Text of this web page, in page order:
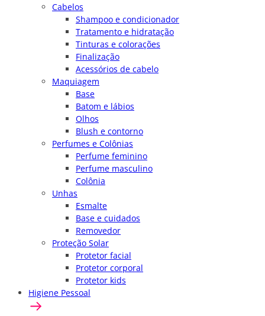
Cabelos
Shampoo e condicionador
Tratamento e hidratação
Tinturas e colorações
Finalização
Acessórios de cabelo
Maquiagem
Base
Batom e lábios
Olhos
Blush e contorno
Perfumes e Colônias
Perfume feminino
Perfume masculino
Colônia
Unhas
Esmalte
Base e cuidados
Removedor
Proteção Solar
Protetor facial
Protetor corporal
Protetor kids
Higiene Pessoal